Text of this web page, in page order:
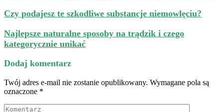
Czy podajesz te szkodliwe substancje niemowlęciu?
Najlepsze naturalne sposoby na trądzik i czego
kategorycznie unikać
Dodaj komentarz
Twój adres e-mail nie zostanie opublikowany. Wymagane pola są
oznaczone *